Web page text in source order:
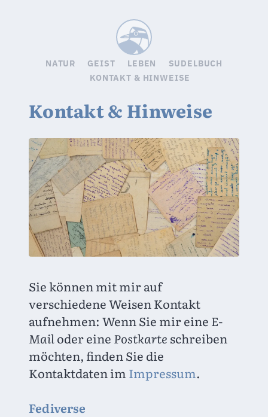
NATUR GEIST LEBEN
SUDELBUCH
KONTAKT & HINWEISE
Kontakt & Hinweise
Sie können mit mir auf
verschiedene Weisen Kontakt
aufnehmen: Wenn Sie mir eine E-
Mail oder eine Postkarte schreiben
möchten, finden Sie die
Kontaktdaten im Impressum.
Fediverse